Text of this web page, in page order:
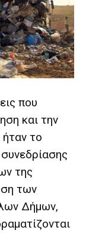
που
και την
το
της
των
Δήμων,